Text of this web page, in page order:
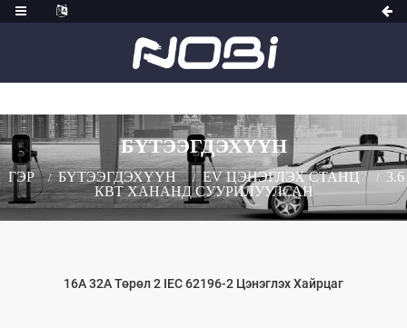
БҮТЭЭГДЭХҮҮН
ГЭР БҮТЭЭГДЭХҮҮН EV ЦЭНЭГЛЭХ СТАНЦ
3.6
КВТ ХАНАНД СУУРИЛУУЛСАН
16А 32А Төрөл 2 IEC 62196-2 Цэнэглэх Хайрцаг